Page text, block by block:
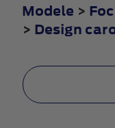
Modele >
> Design